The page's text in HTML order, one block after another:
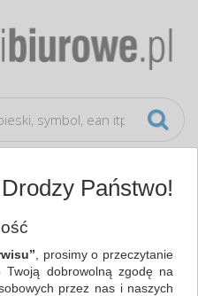
Państwo!
, prosimy o przeczytanie
dobrowolną zgodę na
przez nas i naszych